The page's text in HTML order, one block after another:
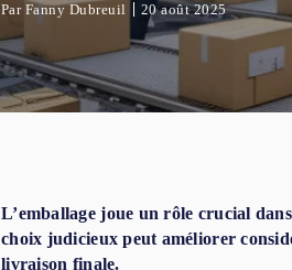
Par Fanny Dubreuil 20 août 2025
L’emballage joue un rôle crucial
choix judicieux peut améliorer
livraison finale.